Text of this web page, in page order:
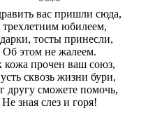
вас пришли сюда,
юбилеем,
тосты принесли,
Об этом не жалеем.
кожа прочен ваш союз,
сквозь жизни бури,
другу сможете помочь,
Не зная слез и горя!